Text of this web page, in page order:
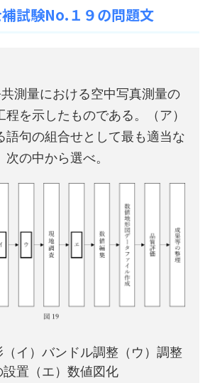
試験No.１９の問題文
測量における空中写真測量の
を示したものである。（ア）
語句の組合せとして最も適当な
の中から選べ。
（イ）バンドル調整（ウ）調整
設置（エ）数値図化